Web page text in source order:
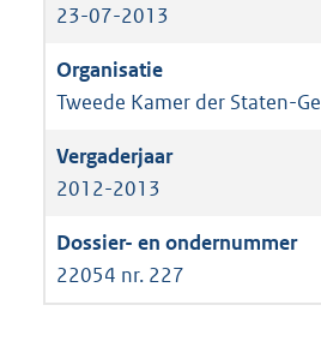
23-07-2013
Tweede Kamer der Staten-
2012-2013
22054 nr. 227